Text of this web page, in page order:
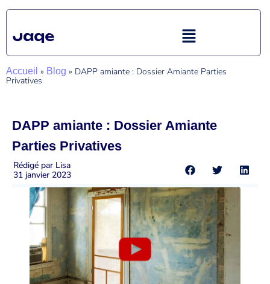
Accueil » Blog » DAPP amiante : Dossier Amiante Parties
Privatives
DAPP amiante : Dossier Amiante
Parties Privatives
Rédigé par Lisa
31 janvier 2023